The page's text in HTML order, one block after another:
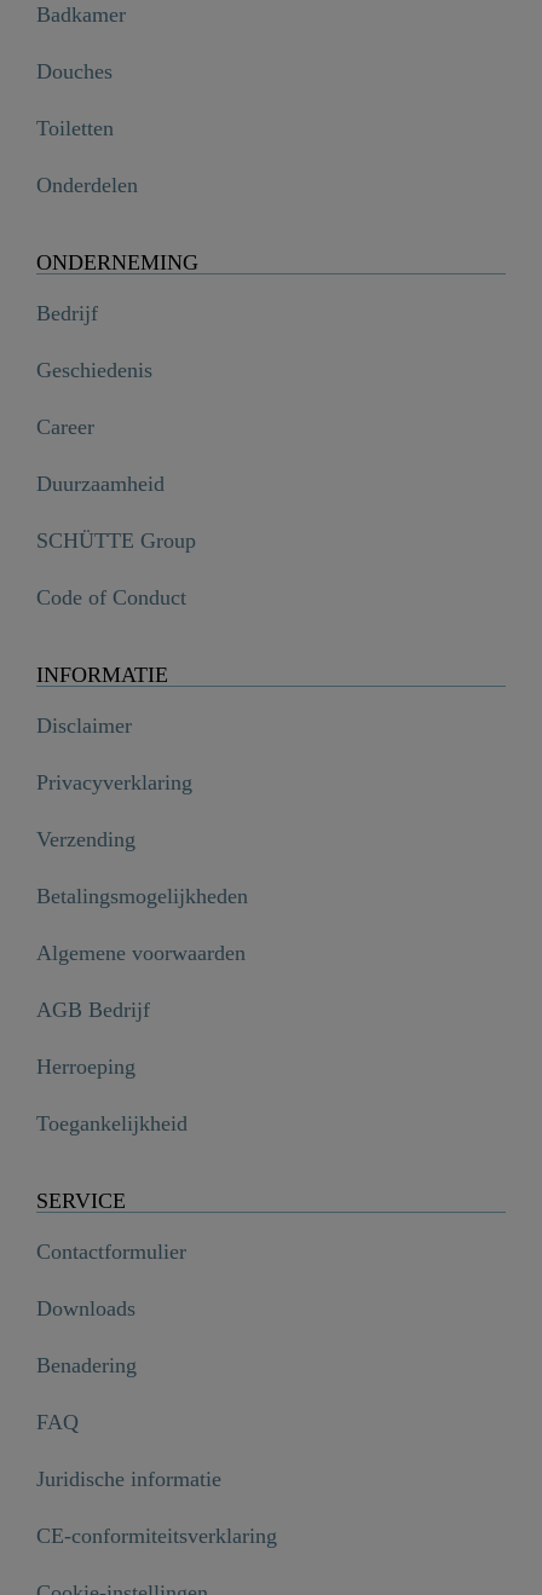
Badkamer
Douches
Toiletten
Onderdelen
ONDERNEMING
Bedrijf
Geschiedenis
Career
Duurzaamheid
SCHÜTTE Group
Code of Conduct
INFORMATIE
Disclaimer
Privacyverklaring
Verzending
Betalingsmogelijkheden
Algemene voorwaarden
AGB Bedrijf
Herroeping
Toegankelijkheid
SERVICE
Contactformulier
Downloads
Benadering
FAQ
Juridische informatie
CE-conformiteitsverklaring